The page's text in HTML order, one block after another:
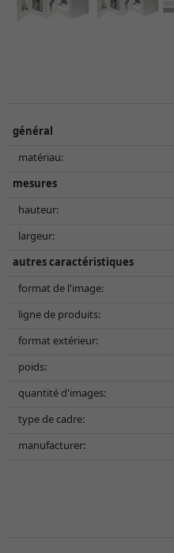
général
matériau:
mesures
hauteur:
largeur:
autres caractéristiques
format de l'image:
ligne de produits:
format extérieur:
poids:
quantité d'images:
type de cadre:
manufacturer: